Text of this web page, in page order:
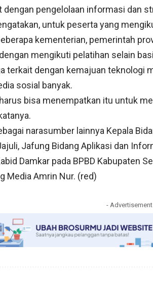
dengan pengelolaan informasi dan
untuk peserta yang
kementerian, pemerintah
mengikuti pelatihan selain
terkait dengan kemajuan teknologi
sosial banyak.
bisa menempatkan itu untuk
narasumber lainnya Kepala
Jafung Bidang Aplikasi dan
Damkar pada BPBD Kabupaten
Media Amrin Nur. (red)
-